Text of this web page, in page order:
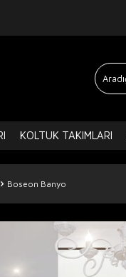
KOLTUK TAKIMLARI
Boseon Banyo